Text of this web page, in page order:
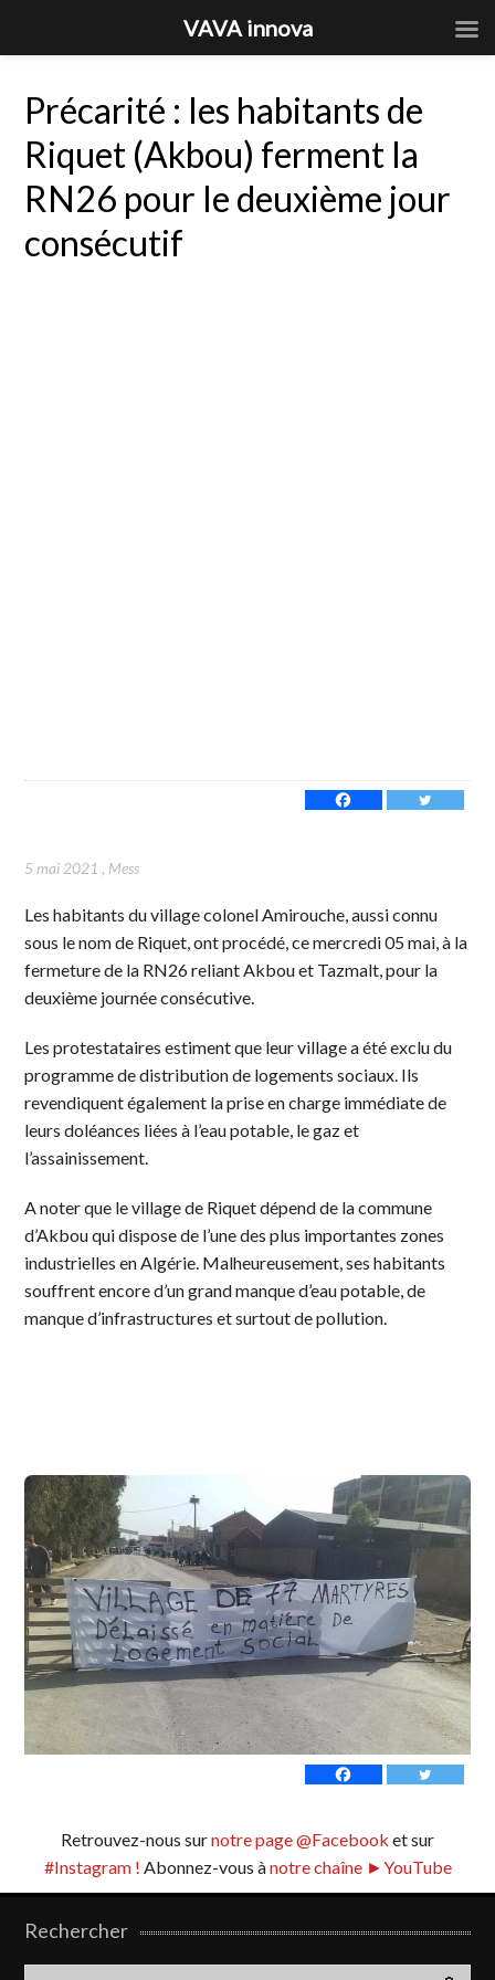
Précarité : les habitants de
Riquet (Akbou) ferment la
RN26 pour le deuxième jour
consécutif
5 mai 2021 , Mess
Les habitants du village colonel Amirouche, aussi connu
sous le nom de Riquet, ont procédé, ce mercredi 05 mai, à la
fermeture de la RN26 reliant Akbou et Tazmalt, pour la
deuxième journée consécutive.
Les protestataires estiment que leur village a été exclu du
programme de distribution de logements sociaux. Ils
revendiquent également la prise en charge immédiate de
leurs doléances liées à l’eau potable, le gaz et
l’assainissement.
A noter que le village de Riquet dépend de la commune
d’Akbou qui dispose de l’une des plus importantes zones
industrielles en Algérie. Malheureusement, ses habitants
souffrent encore d’un grand manque d’eau potable, de
manque d’infrastructures et surtout de pollution.
Retrouvez-nous surnotre page @Facebook et sur
#Instagram ! Abonnez-vous ànotre chaîne ►YouTube
Rechercher
VAVA innova